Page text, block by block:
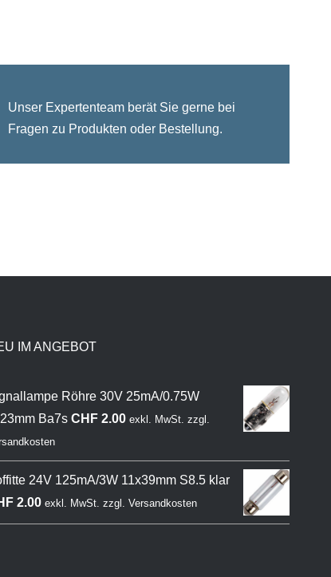
Unser Expertenteam berät Sie gerne bei
Fragen zu Produkten oder Bestellung.
IM ANGEBOT
Röhre 30V 25mA/0.75W
Ba7s CHF2.00 exkl. MwSt. zzgl.
24V 125mA/3W 11x39mm S8.5 klar
2.00 exkl. MwSt. zzgl. Versandkosten